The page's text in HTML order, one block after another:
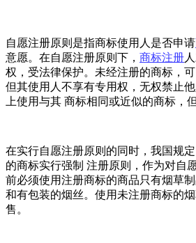
自愿注册原则是指商标使用人是否申请
意愿。在自愿注册原则下， 商标注册
权，受法律保护。未经注册的商标，
但其使用人不享有专用权，无权禁止
上使用与其 商标相同或近似的商标，
在实行自愿注册原则的同时，我国规
的商标实行强制 注册原则，作为对自
前必须使用注册商标的商品只有烟草
和有包装的烟丝。使用未注册商标的
售。